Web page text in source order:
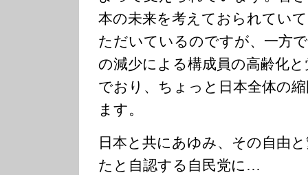
本の未来を考えておられてい
ただいているのですが、一方
の減少による構成員の高齢化
でおり、ちょっと日本全体の
ます。
日本と共にあゆみ、その自由
たと自認する自民党に…